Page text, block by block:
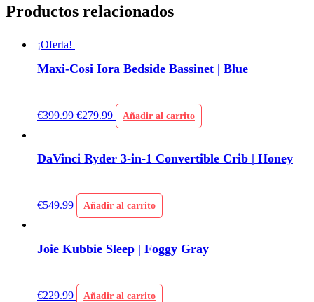
Productos relacionados
¡Oferta!
Maxi-Cosi Iora Bedside Bassinet | Blue
€399.99 €279.99 Añadir al carrito
DaVinci Ryder 3-in-1 Convertible Crib | Honey
€549.99 Añadir al carrito
Joie Kubbie Sleep | Foggy Gray
€229.99 Añadir al carrito